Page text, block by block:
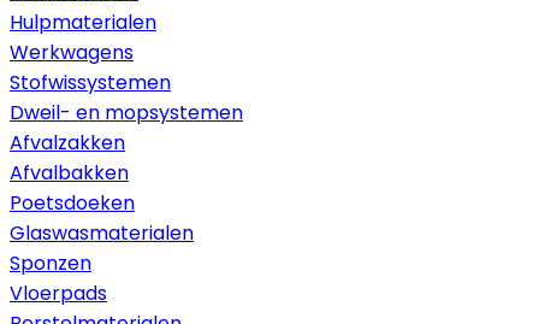
Hulpmaterialen
Werkwagens
Stofwissystemen
Dweil- en mopsystemen
Afvalzakken
Afvalbakken
Poetsdoeken
Glaswasmaterialen
Sponzen
Vloerpads